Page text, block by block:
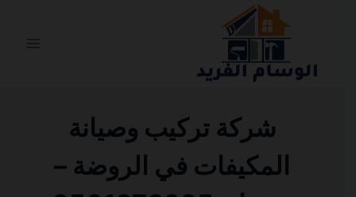
شركة تركيب وصيانة
المكيفات في الروضة –